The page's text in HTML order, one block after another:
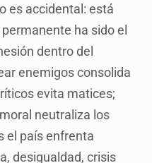
es accidental: está
ha sido el
dentro del
enemigos consolida
evita matices;
neutraliza los
el país enfrenta
desigualdad, crisis